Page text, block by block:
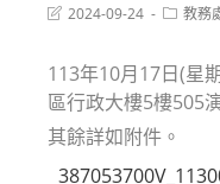
Post2024-09-24
Post教務
113年10月17日(星
區行政大樓5樓505
其餘詳如附件。